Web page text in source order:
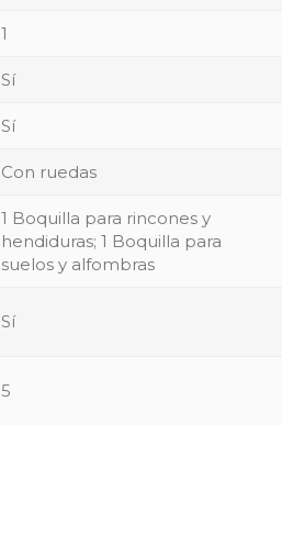
1
Sí
Sí
Con ruedas
1 Boquilla para rincones y
hendiduras; 1 Boquilla para
suelos y alfombras
Sí
5